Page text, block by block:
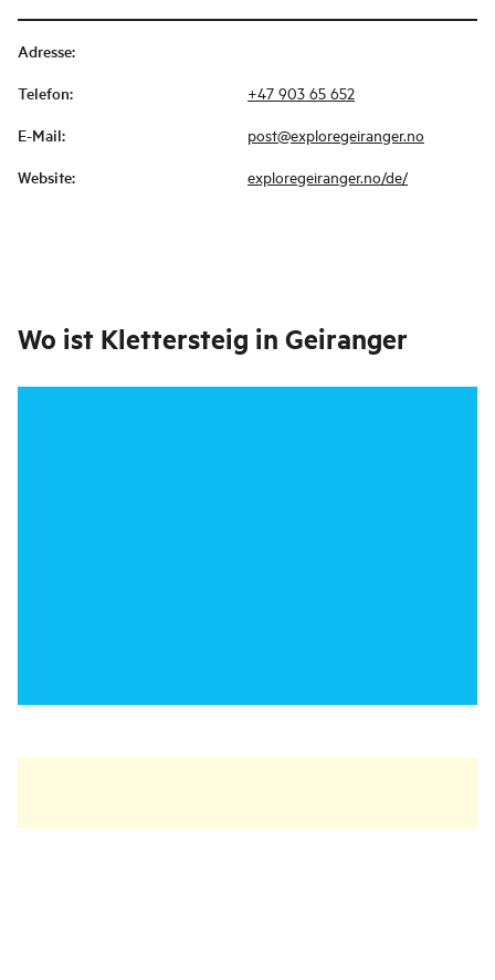
Adresse:
Telefon: +47 903 65 652
E-Mail: post@exploregeiranger.no
Website: exploregeiranger.no/de/
Wo ist Klettersteig in Geiranger